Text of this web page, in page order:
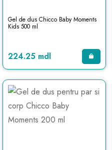
Gel de dus Chicco Baby Moments
Kids 500 ml
224.25 mdl